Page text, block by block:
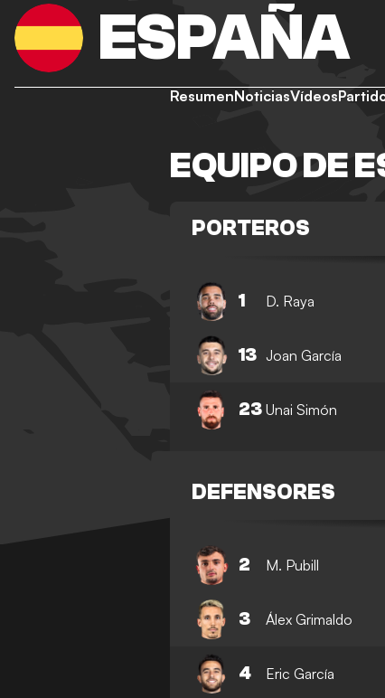
ESPAÑA
ResumenNoticiasVídeos
EQUIPO DE
PORTEROS
1 D. Raya
13 Joan García
23 Unai Simón
DEFENSORES
2 M. Pubill
3 Álex Grimaldo
4 Eric García